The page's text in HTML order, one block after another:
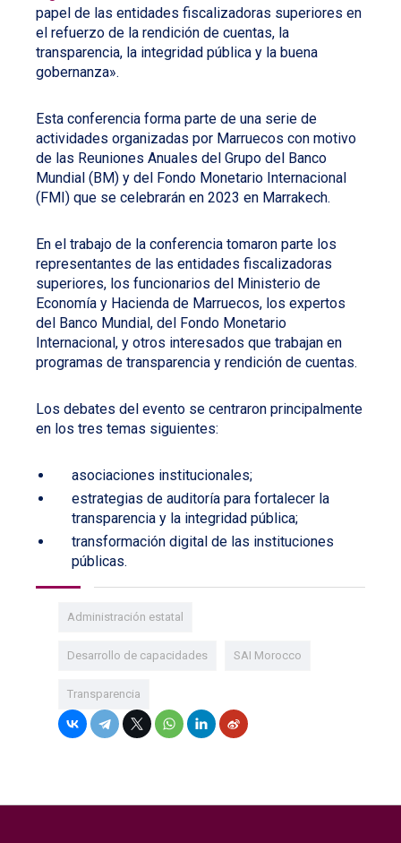
papel de las entidades fiscalizadoras superiores en
el refuerzo de la rendición de cuentas, la
transparencia, la integridad pública y la buena
gobernanza».
Esta conferencia forma parte de una serie de
actividades organizadas por Marruecos con motivo
de las Reuniones Anuales del Grupo del Banco
Mundial (BM) y del Fondo Monetario Internacional
(FMI) que se celebrarán en 2023 en Marrakech.
En el trabajo de la conferencia tomaron parte los
representantes de las entidades fiscalizadoras
superiores, los funcionarios del Ministerio de
Economía y Hacienda de Marruecos, los expertos
del Banco Mundial, del Fondo Monetario
Internacional, y otros interesados que trabajan en
programas de transparencia y rendición de cuentas.
Los debates del evento se centraron principalmente
en los tres temas siguientes:
asociaciones institucionales;
estrategias de auditoría para fortalecer la
transparencia y la integridad pública;
transformación digital de las instituciones
públicas.
Administración estatal
Desarrollo de capacidades SAI Morocco
Transparencia